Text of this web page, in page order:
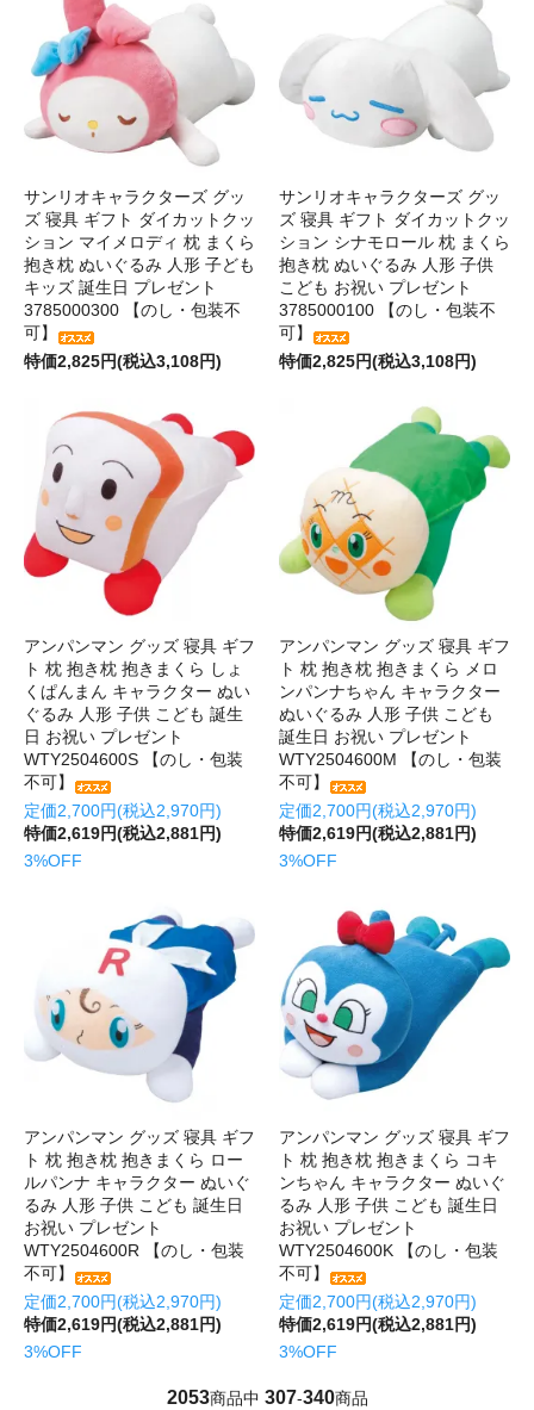
サンリオキャラクターズ グッ
ズ 寝具 ギフト ダイカットクッ
ション マイメロディ 枕 まくら
抱き枕 ぬいぐるみ 人形 子ども
キッズ 誕生日 プレゼント
3785000300 【のし・包装不
可】
特価2,825円(税込3,108円)
サンリオキャラクターズ グッ
ズ 寝具 ギフト ダイカットクッ
ション シナモロール 枕 まくら
抱き枕 ぬいぐるみ 人形 子供
こども お祝い プレゼント
3785000100 【のし・包装不
可】
特価2,825円(税込3,108円)
アンパンマン グッズ 寝具 ギフ
ト 枕 抱き枕 抱きまくら しょ
くぱんまん キャラクター ぬい
ぐるみ 人形 子供 こども 誕生
日 お祝い プレゼント
WTY2504600S 【のし・包装
不可】
定価2,700円(税込2,970円)
特価2,619円(税込2,881円)
3%OFF
アンパンマン グッズ 寝具 ギフ
ト 枕 抱き枕 抱きまくら メロ
ンパンナちゃん キャラクター
ぬいぐるみ 人形 子供 こども
誕生日 お祝い プレゼント
WTY2504600M 【のし・包装
不可】
定価2,700円(税込2,970円)
特価2,619円(税込2,881円)
3%OFF
アンパンマン グッズ 寝具 ギフ
ト 枕 抱き枕 抱きまくら ロー
ルパンナ キャラクター ぬいぐ
るみ 人形 子供 こども 誕生日
お祝い プレゼント
WTY2504600R 【のし・包装
不可】
定価2,700円(税込2,970円)
特価2,619円(税込2,881円)
3%OFF
アンパンマン グッズ 寝具 ギフ
ト 枕 抱き枕 抱きまくら コキ
ンちゃん キャラクター ぬいぐ
るみ 人形 子供 こども 誕生日
お祝い プレゼント
WTY2504600K 【のし・包装
不可】
定価2,700円(税込2,970円)
特価2,619円(税込2,881円)
3%OFF
2053商品中 307-340商品